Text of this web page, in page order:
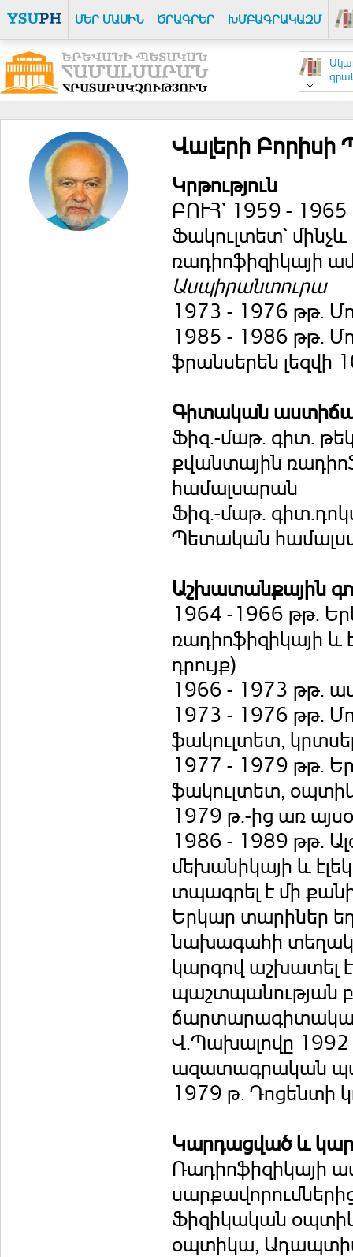
ՄԵՐ ՄԱՍԻՆ ԾՐԱԳՐԵՐ ԽՄԲԱԳՐԱԿԱԶՄ
Վալերի Բորիսի
Կրթություն
ԲՈՒՀ` 1959 -
Ֆակուլտետ` մինչև
ռադիոֆիզիկայի
Ասպիրանտուրա
1973 - 1976 թթ.
1985 - 1986 թթ.
ֆրանսերեն լեզվի
Գիտական
Ֆիզ.-մաթ. գիտ.
քվանտային
համալսարան
Ֆիզ.-մաթ.
Պետական
Աշխատանքային
1964 -1966 թթ.
ռադիոֆիզիկայի և
դրույք)
1966 - 1973 թթ.
1973 - 1976 թթ.
ֆակուլտետ,
1977 - 1979 թթ.
ֆակուլտետ,
1979 թ.-ից առ
1986 - 1989 թթ.
մեխանիկայի և
տպագրել է մի
Երկար տարիներ
նախագահի
կարգով աշխատել
պաշտպանության
Վ.Պախալովը 1992
ազատագրական
1979 թ. Դոցենտի
Կարդացված և
Ռադիոֆիզիկայի
Ֆիզիկական
օպտիկա,